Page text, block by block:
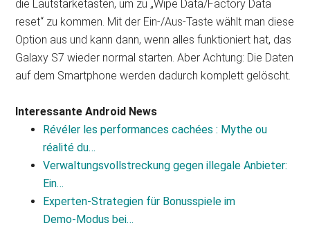
die Lautstärketasten, um zu „Wipe Data/Factory Data
reset“ zu kommen. Mit der Ein-/Aus-Taste wählt man diese
Option aus und kann dann, wenn alles funktioniert hat, das
Galaxy S7 wieder normal starten. Aber Achtung: Die Daten
auf dem Smartphone werden dadurch komplett gelöscht.
Interessante Android News
Révéler les performances cachées : Mythe ou
réalité du…
Verwaltungsvollstreckung gegen illegale Anbieter:
Ein…
Experten‑Strategien für Bonusspiele im
Demo‑Modus bei…